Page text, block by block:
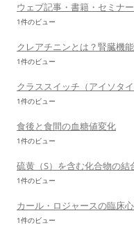
ウェブ記事・書籍・セミナ
1件のビュー
クレアチニンとは？腎臓機
1件のビュー
クラススイッチ（アイソタ
1件のビュー
食後と食間の血糖値変化
1件のビュー
硫黄（S）を含む化合物の結
1件のビュー
カール・ロジャースの臨床
1件のビュー